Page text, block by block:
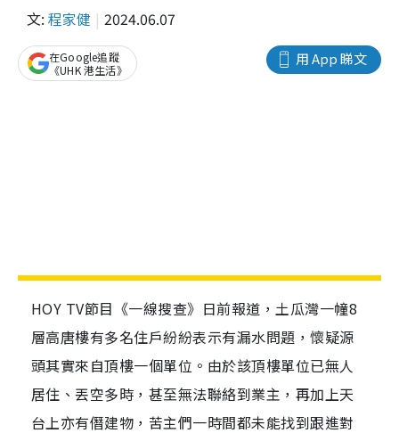
文: 程家健 2024.06.07
用 App 睇文
在Google追蹤
《UHK 港生活》
HOY TV節目《一線搜查》日前報道，土瓜灣一幢8
層高唐樓有多名住戶紛紛表示有漏水問題，懷疑源
頭其實來自頂樓一個單位。由於該頂樓單位已無人
居住、丟空多時，甚至無法聯絡到業主，再加上天
台上亦有僭建物，苦主們一時間都未能找到跟進對